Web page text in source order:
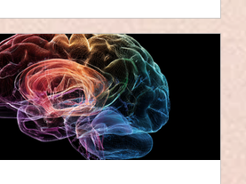
un experimento
con sentido del humor
ver si era posible viajar en el
idea era que, si enviaba las
después de que se celebrara el
los viaje